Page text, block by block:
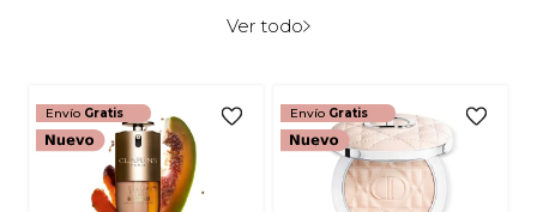
Ver todo
Envío Gratis Envío Gratis